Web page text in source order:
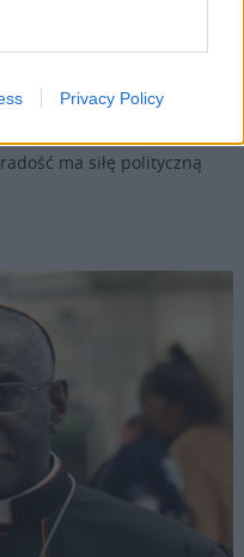
Privacy Policy
Górę
ma siłę polityczną